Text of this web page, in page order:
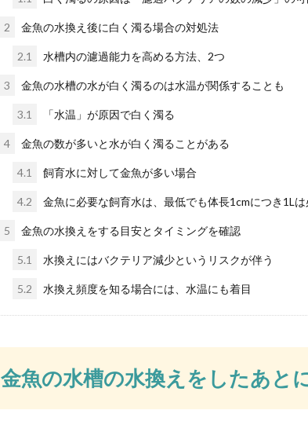
水槽の外部フィルター
初めて熱帯魚を飼った人は
カレーに入れたトマト
ご家庭でカレーを作る時に、
があります。こ...
2 金魚の水換え後に白く濁る場合の対処法
2.1 水槽内の濾過能力を高める方法、2つ
3 金魚の水槽の水が白く濁るのは水温が関係することも
3.1 「水温」が原因で白く濁る
4 金魚の数が多いと水が白く濁ることがある
4.1 飼育水に対して金魚が多い場合
4.2 金魚に必要な飼育水は、最低でも体長1cmにつき1L
5 金魚の水換えをする目安とタイミングを確認
5.1 水換えにはバクテリア減少というリスクが伴う
5.2 水換え頻度を知る場合には、水温にも着目
金魚の水槽の水換えをしたあと